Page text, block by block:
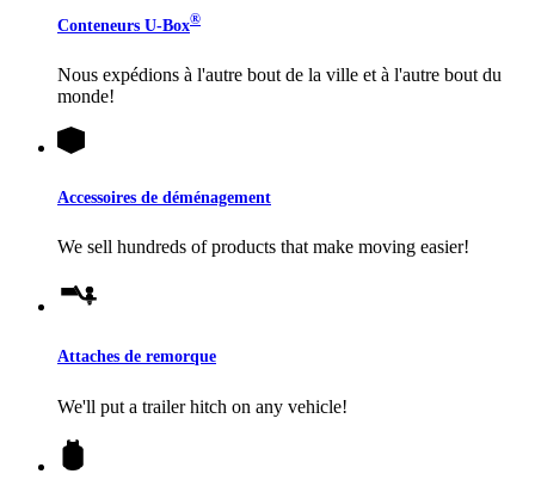
Conteneurs U-Box®
Nous expédions à l'autre bout de la ville et à l'autre bout du
monde!
Accessoires de déménagement
We sell hundreds of products that make moving easier!
Attaches de remorque
We'll put a trailer hitch on any vehicle!